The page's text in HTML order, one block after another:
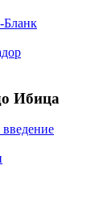
Ибица
введение